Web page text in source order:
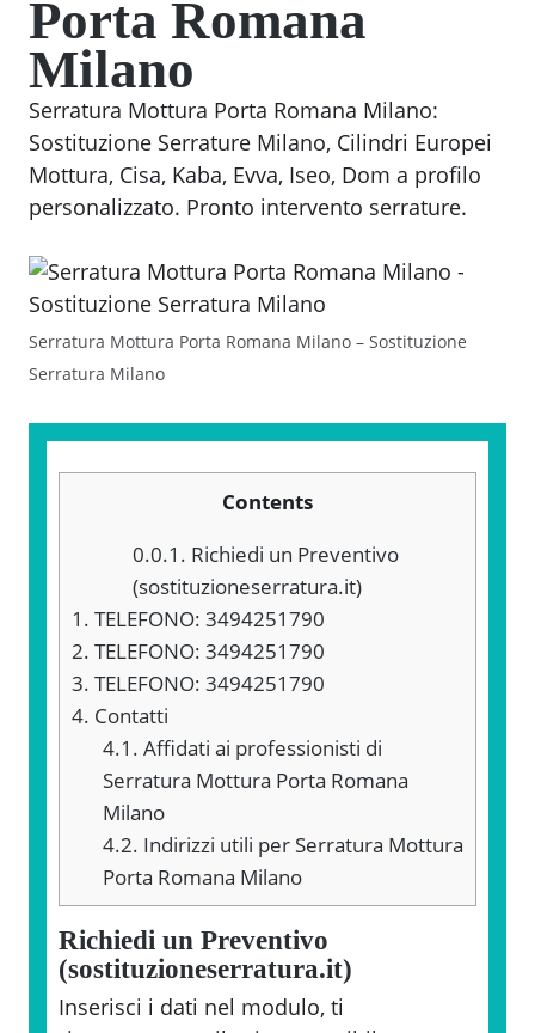
Porta Romana
Milano
Serratura Mottura Porta Romana Milano:
Sostituzione Serrature Milano, Cilindri Europei
Mottura, Cisa, Kaba, Evva, Iseo, Dom a profilo
personalizzato. Pronto intervento serrature.
Serratura Mottura Porta Romana Milano – Sostituzione
Serratura Milano
Contents
0.0.1. Richiedi un Preventivo
(sostituzioneserratura.it)
1. TELEFONO: 3494251790
2. TELEFONO: 3494251790
3. TELEFONO: 3494251790
4. Contatti
4.1. Affidati ai professionisti di
Serratura Mottura Porta Romana
Milano
4.2. Indirizzi utili per Serratura Mottura
Porta Romana Milano
Richiedi un Preventivo
(sostituzioneserratura.it)
Inserisci i dati nel modulo, ti